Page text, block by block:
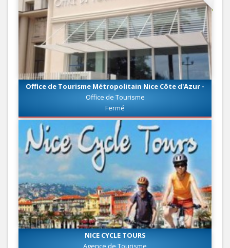
Office de Tourisme Métropolitain Nice Côte d'Azur -
Bureau d'Information Nice Promenade
Office de Tourisme
Fermé
NICE CYCLE TOURS